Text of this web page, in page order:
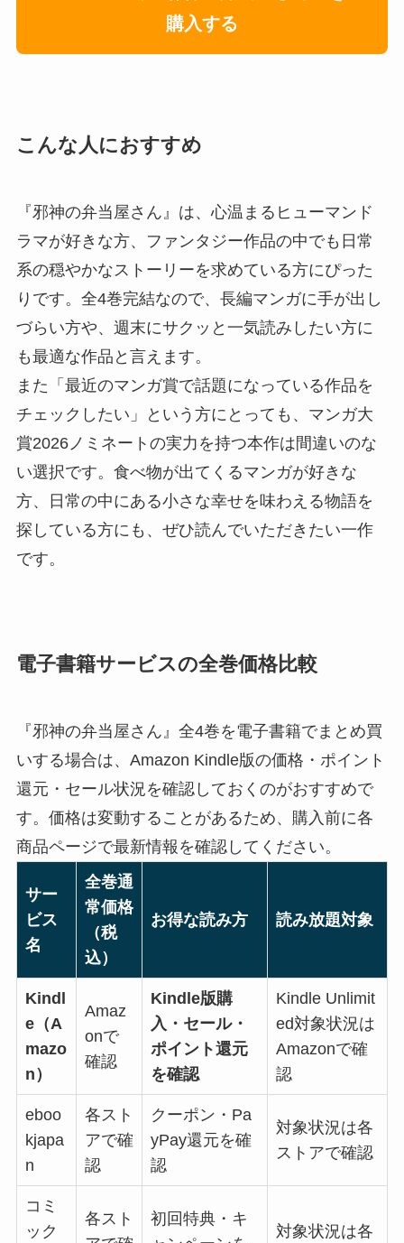
購入する
こんな人におすすめ
『邪神の弁当屋さん』は、心温まるヒューマンド
ラマが好きな方、ファンタジー作品の中でも日常
系の穏やかなストーリーを求めている方にぴった
りです。全4巻完結なので、長編マンガに手が出し
づらい方や、週末にサクッと一気読みしたい方に
も最適な作品と言えます。
また「最近のマンガ賞で話題になっている作品を
チェックしたい」という方にとっても、マンガ大
賞2026ノミネートの実力を持つ本作は間違いのな
い選択です。食べ物が出てくるマンガが好きな
方、日常の中にある小さな幸せを味わえる物語を
探している方にも、ぜひ読んでいただきたい一作
です。
電子書籍サービスの全巻価格比較
『邪神の弁当屋さん』全4巻を電子書籍でまとめ買
いする場合は、Amazon Kindle版の価格・ポイント
還元・セール状況を確認しておくのがおすすめで
す。価格は変動することがあるため、購入前に各
商品ページで最新情報を確認してください。
サー
ビス
名
全巻通
常価格
（税
込）
お得な読み方 読み放題対象
Kindl
e（A
mazo
n）
Amaz
onで
確認
Kindle版購
入・セール・
ポイント還元
を確認
Kindle Unlimit
ed対象状況は
Amazonで確
認
eboo
kjapa
n
各スト
アで確
認
クーポン・Pa
yPay還元を確
認
対象状況は各
ストアで確認
コミ
ック
各スト
初回特典・キ
対象状況は各